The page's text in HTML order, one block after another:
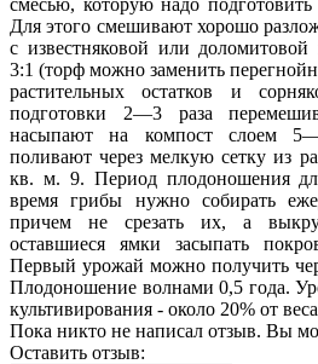
Для этого смешивают хорошо
с известняковой или
3:1 (торф можно заменить
растительных остатков и
подготовки 2—3 раза
насыпают на компост слоем
поливают через мелкую сетку из
кв. м. 9. Период плодоношения
время грибы нужно собирать
причем не срезать их, а
оставшиеся ямки засыпать
Первый урожай можно получить
Плодоношение волнами 0,5 года.
культивирования - около 20% от
Пока никто не написал отзыв. Вы
Оставить отзыв: